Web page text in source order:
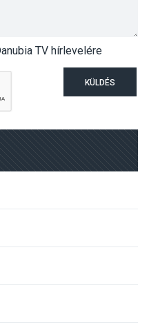
TV hírlevelére
KÜLDÉS